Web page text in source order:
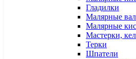
Гладилки
Малярные
Малярные
Мастерки,
Терки
Шпатели